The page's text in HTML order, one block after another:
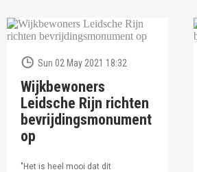
Sun 02 May 2021 18:32
Wijkbewoners
Leidsche Rijn richten
bevrijdingsmonument
op
"Het is heel mooi dat dit